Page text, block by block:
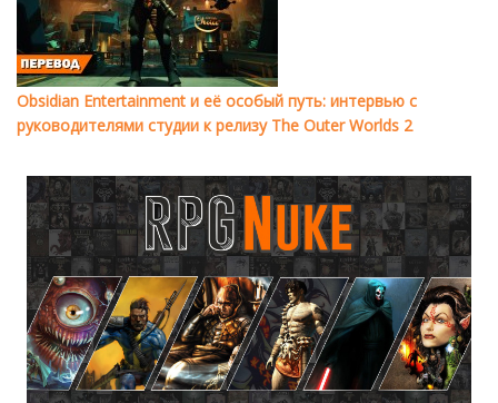
Obsidian Entertainment и её особый путь: интервью с
руководителями студии к релизу The Outer Worlds 2